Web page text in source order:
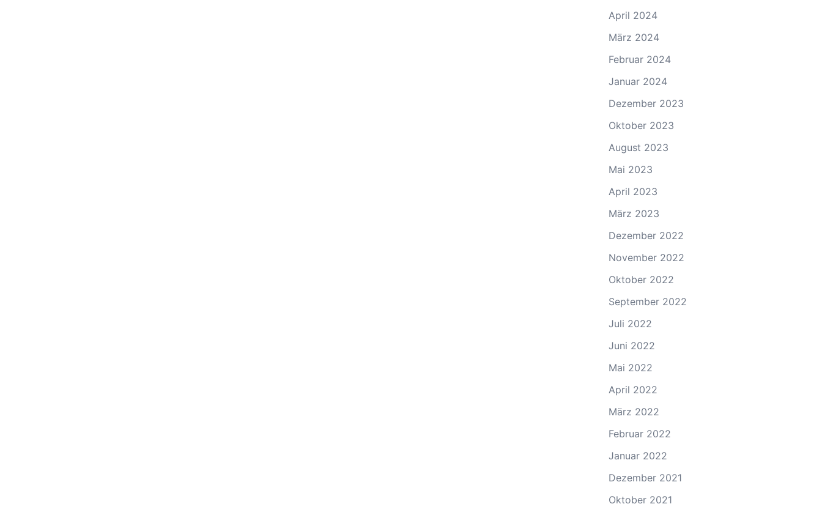
April 2024
März 2024
Februar 2024
Januar 2024
Dezember 2023
Oktober 2023
August 2023
Mai 2023
April 2023
März 2023
Dezember 2022
November 2022
Oktober 2022
September 2022
Juli 2022
Juni 2022
Mai 2022
April 2022
März 2022
Februar 2022
Januar 2022
Dezember 2021
Oktober 2021